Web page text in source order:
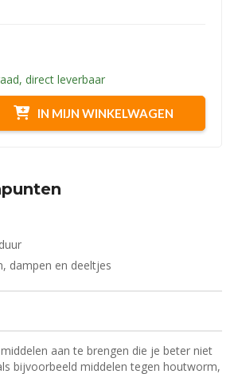
direct leverbaar
IN MIJN WINKELWAGEN
dampen en deeltjes
aan te brengen die je beter niet
bijvoorbeeld middelen tegen houtworm,